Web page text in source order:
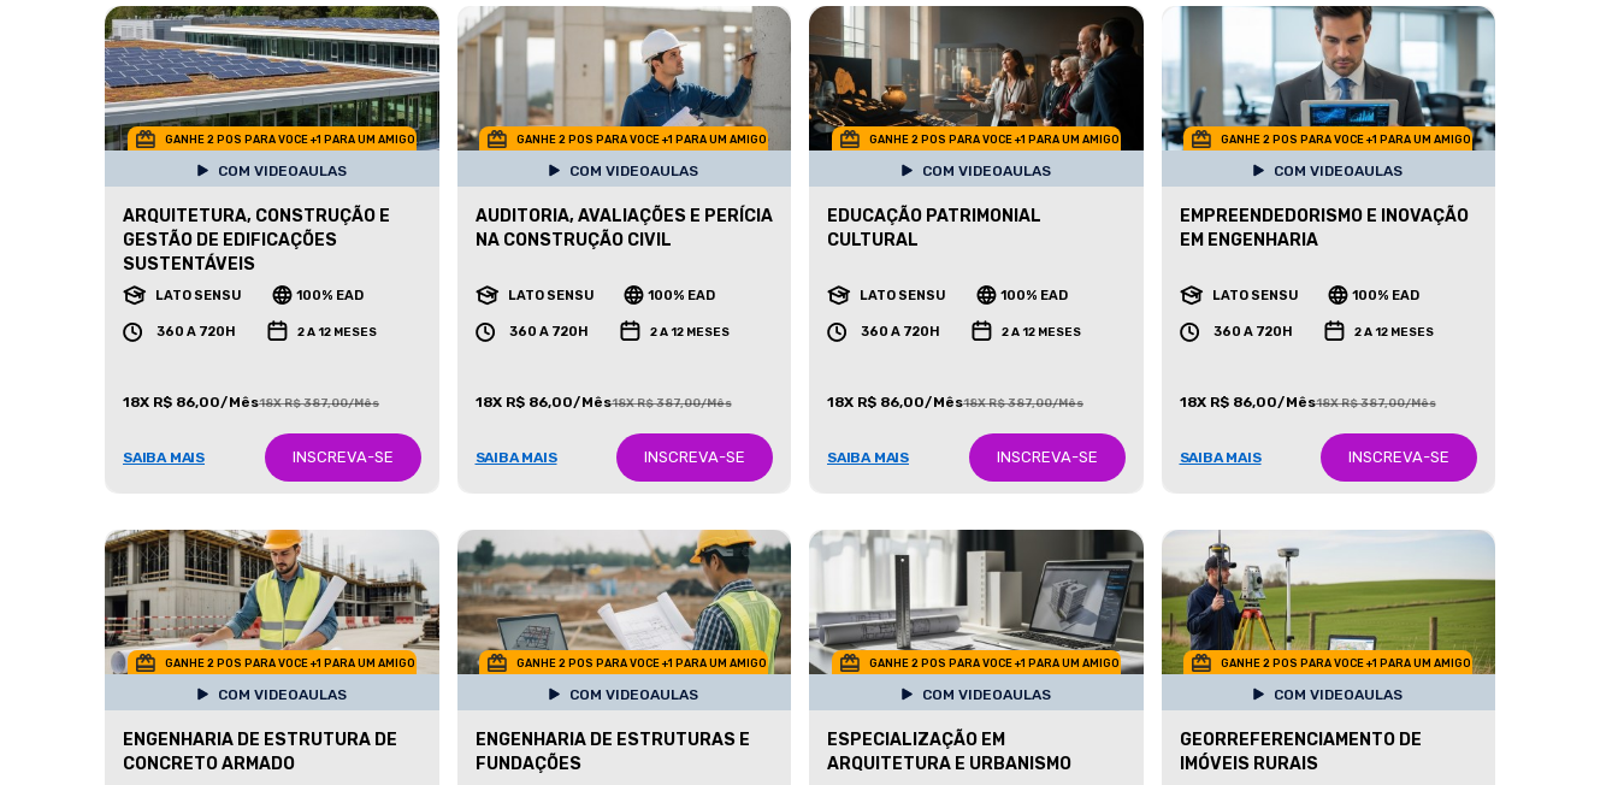
GANHE 2 POS PARA VOCE +1 PARA UM AMIGO
COM VIDEOAULAS
ARQUITETURA, CONSTRUÇÃO E
GESTÃO DE EDIFICAÇÕES
SUSTENTÁVEIS
LATO SENSU 100% EAD
360 A 720H 2 A 12 MESES
18X R$ 86,00/Mês18X R$ 387,00/Mês
SAIBA MAIS INSCREVA-SE
GANHE 2 POS PARA VOCE +1 PARA UM AMIGO
COM VIDEOAULAS
AUDITORIA, AVALIAÇÕES E PERÍCIA
NA CONSTRUÇÃO CIVIL
LATO SENSU 100% EAD
360 A 720H 2 A 12 MESES
18X R$ 86,00/Mês18X R$ 387,00/Mês
SAIBA MAIS INSCREVA-SE
GANHE 2 POS PARA VOCE +1 PARA UM AMIGO
COM VIDEOAULAS
EDUCAÇÃO PATRIMONIAL
CULTURAL
LATO SENSU 100% EAD
360 A 720H 2 A 12 MESES
18X R$ 86,00/Mês18X R$ 387,00/Mês
SAIBA MAIS INSCREVA-SE
GANHE 2 POS PARA VOCE +1 PARA UM AMIGO
COM VIDEOAULAS
EMPREENDEDORISMO E INOVAÇÃO
EM ENGENHARIA
LATO SENSU 100% EAD
360 A 720H 2 A 12 MESES
18X R$ 86,00/Mês18X R$ 387,00/Mês
SAIBA MAIS INSCREVA-SE
GANHE 2 POS PARA VOCE +1 PARA UM AMIGO
COM VIDEOAULAS
ENGENHARIA DE ESTRUTURA DE
CONCRETO ARMADO
GANHE 2 POS PARA VOCE +1 PARA UM AMIGO
COM VIDEOAULAS
ENGENHARIA DE ESTRUTURAS E
FUNDAÇÕES
GANHE 2 POS PARA VOCE +1 PARA UM AMIGO
COM VIDEOAULAS
ESPECIALIZAÇÃO EM
ARQUITETURA E URBANISMO
GANHE 2 POS PARA VOCE +1 PARA UM AMIGO
COM VIDEOAULAS
GEORREFERENCIAMENTO DE
IMÓVEIS RURAIS